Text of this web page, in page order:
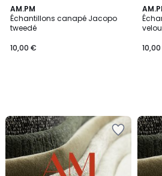
AM.PM
Échantillons canapé Jacopo
tweedé
10,00 €